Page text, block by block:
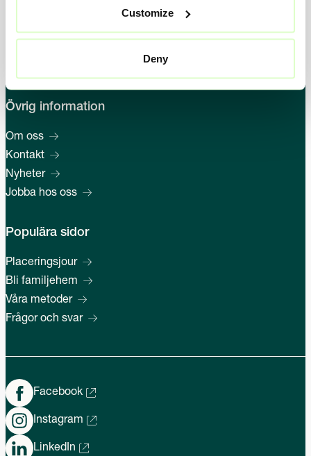
Customize
Deny
Tjust Behandlingsfamiljer
Övrig information
Om oss
Kontakt
Nyheter
Jobba hos oss
Populära sidor
Placeringsjour
Bli familjehem
Våra metoder
Frågor och svar
Facebook
Instagram
LinkedIn